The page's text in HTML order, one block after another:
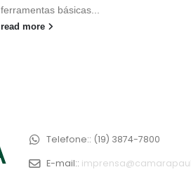
ferramentas básicas...
read more
Telefone:: (19) 3874-7800
E-mail::